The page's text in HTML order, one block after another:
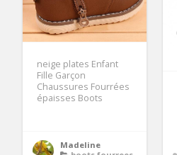
neige plates Enfant
Fille Garçon
Chaussures Fourrées
épaisses Boots
Madeline